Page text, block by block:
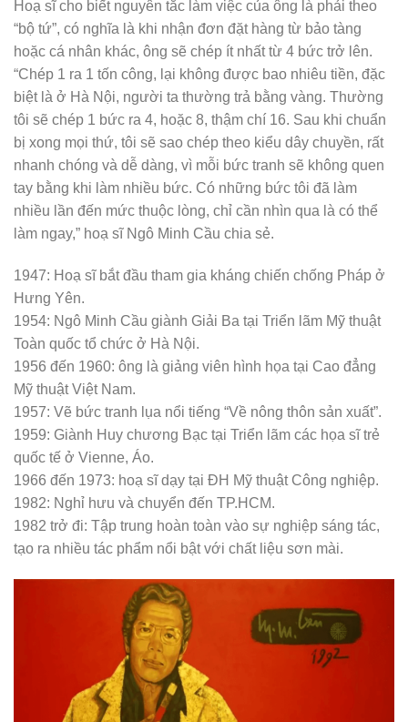
Hoạ sĩ cho biết nguyên tắc làm việc của ông là phải theo
“bộ tứ”, có nghĩa là khi nhận đơn đặt hàng từ bảo tàng
hoặc cá nhân khác, ông sẽ chép ít nhất từ 4 bức trở lên.
“Chép 1 ra 1 tốn công, lại không được bao nhiêu tiền, đặc
biệt là ở Hà Nội, người ta thường trả bằng vàng. Thường
tôi sẽ chép 1 bức ra 4, hoặc 8, thậm chí 16. Sau khi chuẩn
bị xong mọi thứ, tôi sẽ sao chép theo kiểu dây chuyền, rất
nhanh chóng và dễ dàng, vì mỗi bức tranh sẽ không quen
tay bằng khi làm nhiều bức. Có những bức tôi đã làm
nhiều lần đến mức thuộc lòng, chỉ cần nhìn qua là có thể
làm ngay,” hoạ sĩ Ngô Minh Cầu chia sẻ.
1947: Hoạ sĩ bắt đầu tham gia kháng chiến chống Pháp ở
Hưng Yên.
1954: Ngô Minh Cầu giành Giải Ba tại Triển lãm Mỹ thuật
Toàn quốc tổ chức ở Hà Nội.
1956 đến 1960: ông là giảng viên hình họa tại Cao đẳng
Mỹ thuật Việt Nam.
1957: Vẽ bức tranh lụa nổi tiếng “Về nông thôn sản xuất”.
1959: Giành Huy chương Bạc tại Triển lãm các họa sĩ trẻ
quốc tế ở Vienne, Áo.
1966 đến 1973: hoạ sĩ dạy tại ĐH Mỹ thuật Công nghiệp.
1982: Nghỉ hưu và chuyển đến TP.HCM.
1982 trở đi: Tập trung hoàn toàn vào sự nghiệp sáng tác,
tạo ra nhiều tác phẩm nổi bật với chất liệu sơn mài.